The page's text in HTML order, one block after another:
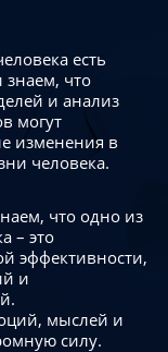
есть
знаем, что
и анализ
могут
изменения в
человека.
что одно из
– это
эффективности,
и
мыслей и
силу.